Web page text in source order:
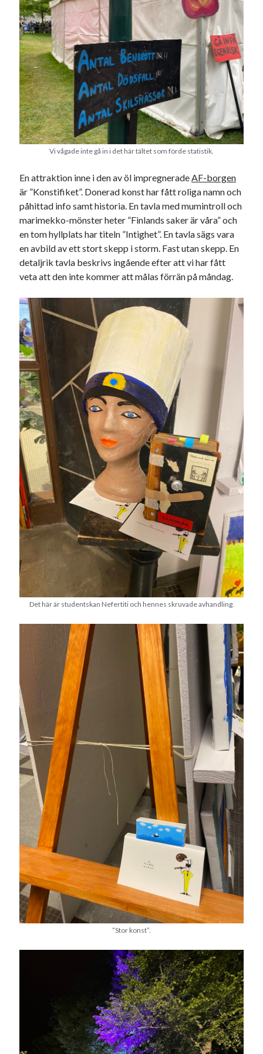
Vi vågade inte gå in i det här tältet som förde statistik.
En attraktion inne i den av öl impregneradeAF-borgen
är ”Konstifiket”. Donerad konst har fått roliga namn och
påhittad info samt historia. En tavla med mumintroll och
marimekko-mönster heter ”Finlands saker är våra” och
en tom hyllplats har titeln ”Intighet”. En tavla sägs vara
en avbild av ett stort skepp i storm. Fast utan skepp. En
detaljrik tavla beskrivs ingående efter att vi har fått
veta att den inte kommer att målas förrän på måndag.
Det här är studentskan Nefertiti och hennes skruvade avhandling.
”Stor konst”.